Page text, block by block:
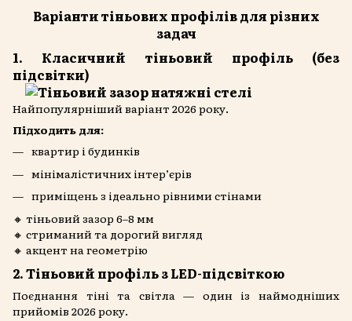
Варіанти тіньових профілів для різних
задач
1. Класичний тіньовий профіль (без
підсвітки)
Найпопулярніший варіант 2026 року.
Підходить для:
квартир і будинків
мінімалістичних інтер’єрів
приміщень з ідеально рівними стінами
🔸 тіньовий зазор 6–8 мм
🔸 стриманий та дорогий вигляд
🔸 акцент на геометрію
2. Тіньовий профіль з LED-підсвіткою
Поєднання тіні та світла — один із наймодніших
прийомів 2026 року.